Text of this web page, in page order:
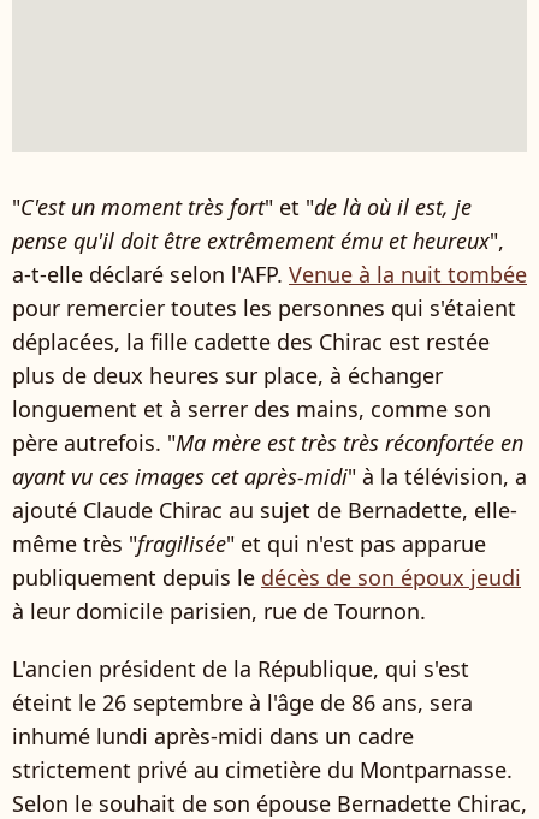
"C'est un moment très fort" et "de là où il est, je
pense qu'il doit être extrêmement ému et heureux",
a-t-elle déclaré selon l'AFP. Venue à la nuit tombée
pour remercier toutes les personnes qui s'étaient
déplacées, la fille cadette des Chirac est restée
plus de deux heures sur place, à échanger
longuement et à serrer des mains, comme son
père autrefois. "Ma mère est très très réconfortée en
ayant vu ces images cet après-midi" à la télévision, a
ajouté Claude Chirac au sujet de Bernadette, elle-
même très "fragilisée" et qui n'est pas apparue
publiquement depuis le décès de son époux jeudi
à leur domicile parisien, rue de Tournon.
L'ancien président de la République, qui s'est
éteint le 26 septembre à l'âge de 86 ans, sera
inhumé lundi après-midi dans un cadre
strictement privé au cimetière du Montparnasse.
Selon le souhait de son épouse Bernadette Chirac,